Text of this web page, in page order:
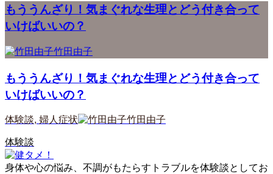
もううんざり！気まぐれな生理とどう付き合って
いけばいいの？
竹田由子
もううんざり！気まぐれな生理とどう付き合って
いけばいいの？
体験談, 婦人症状 竹田由子
体験談
身体や心の悩み、不調がもたらすトラブルを体験談としてお